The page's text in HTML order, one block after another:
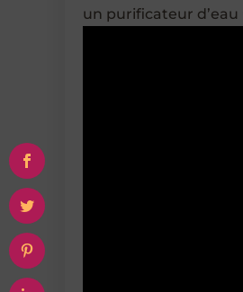
un purificateur d’eau